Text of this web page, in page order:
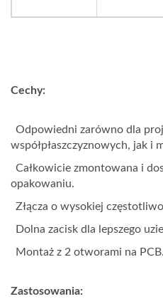
Cechy:
Odpowiedni zarówno dla
współpłaszczyznowych, jak i
Całkowicie zmontowana i
opakowaniu.
Złącza o wysokiej
Dolna zacisk dla lepszego
Montaż z 2 otworami na PCB.
Zastosowania: